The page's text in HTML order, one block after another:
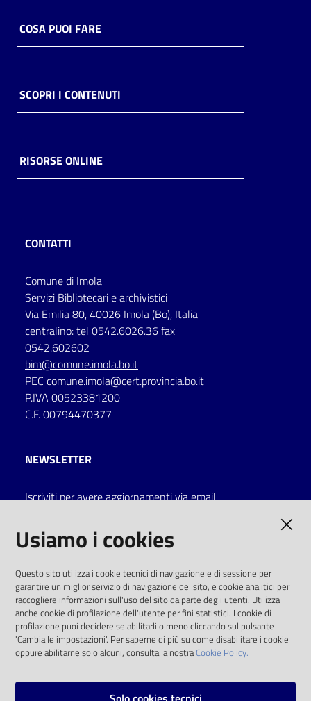
COSA PUOI FARE
SCOPRI I CONTENUTI
RISORSE ONLINE
CONTATTI
Comune di Imola
Servizi Bibliotecari e archivistici
Via Emilia 80, 40026 Imola (Bo), Italia
centralino: tel 0542.6026.36 fax
0542.602602
bim@comune.imola.bo.it
PEC comune.imola@cert.provincia.bo.it
P.IVA 00523381200
C.F. 00794470377
NEWSLETTER
Iscriviti per avere aggiornamenti via email
solo alle condizioni previste dalla direttiva
comunitaria 2003/98/CE e dal d.lgs. 36/2006
SOCIAL
Instagram
Usiamo i cookies
Questo sito utilizza i cookie tecnici di navigazione e di sessione per
garantire un miglior servizio di navigazione del sito, e cookie analitici per
raccogliere informazioni sull'uso del sito da parte degli utenti. Utilizza
anche cookie di profilazione dell'utente per fini statistici. I cookie di
profilazione puoi decidere se abilitarli o meno cliccando sul pulsante
'Cambia le impostazioni'. Per saperne di più su come disabilitare i cookie
oppure abilitarne solo alcuni, consulta la nostraCookie Policy.